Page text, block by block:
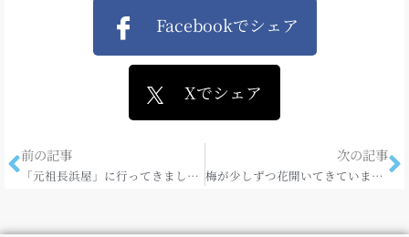
Facebookでシェア
Xでシェア
前の記事
「元祖長浜屋」に行ってきました！
次の記事
梅が少しずつ花開いてきています。